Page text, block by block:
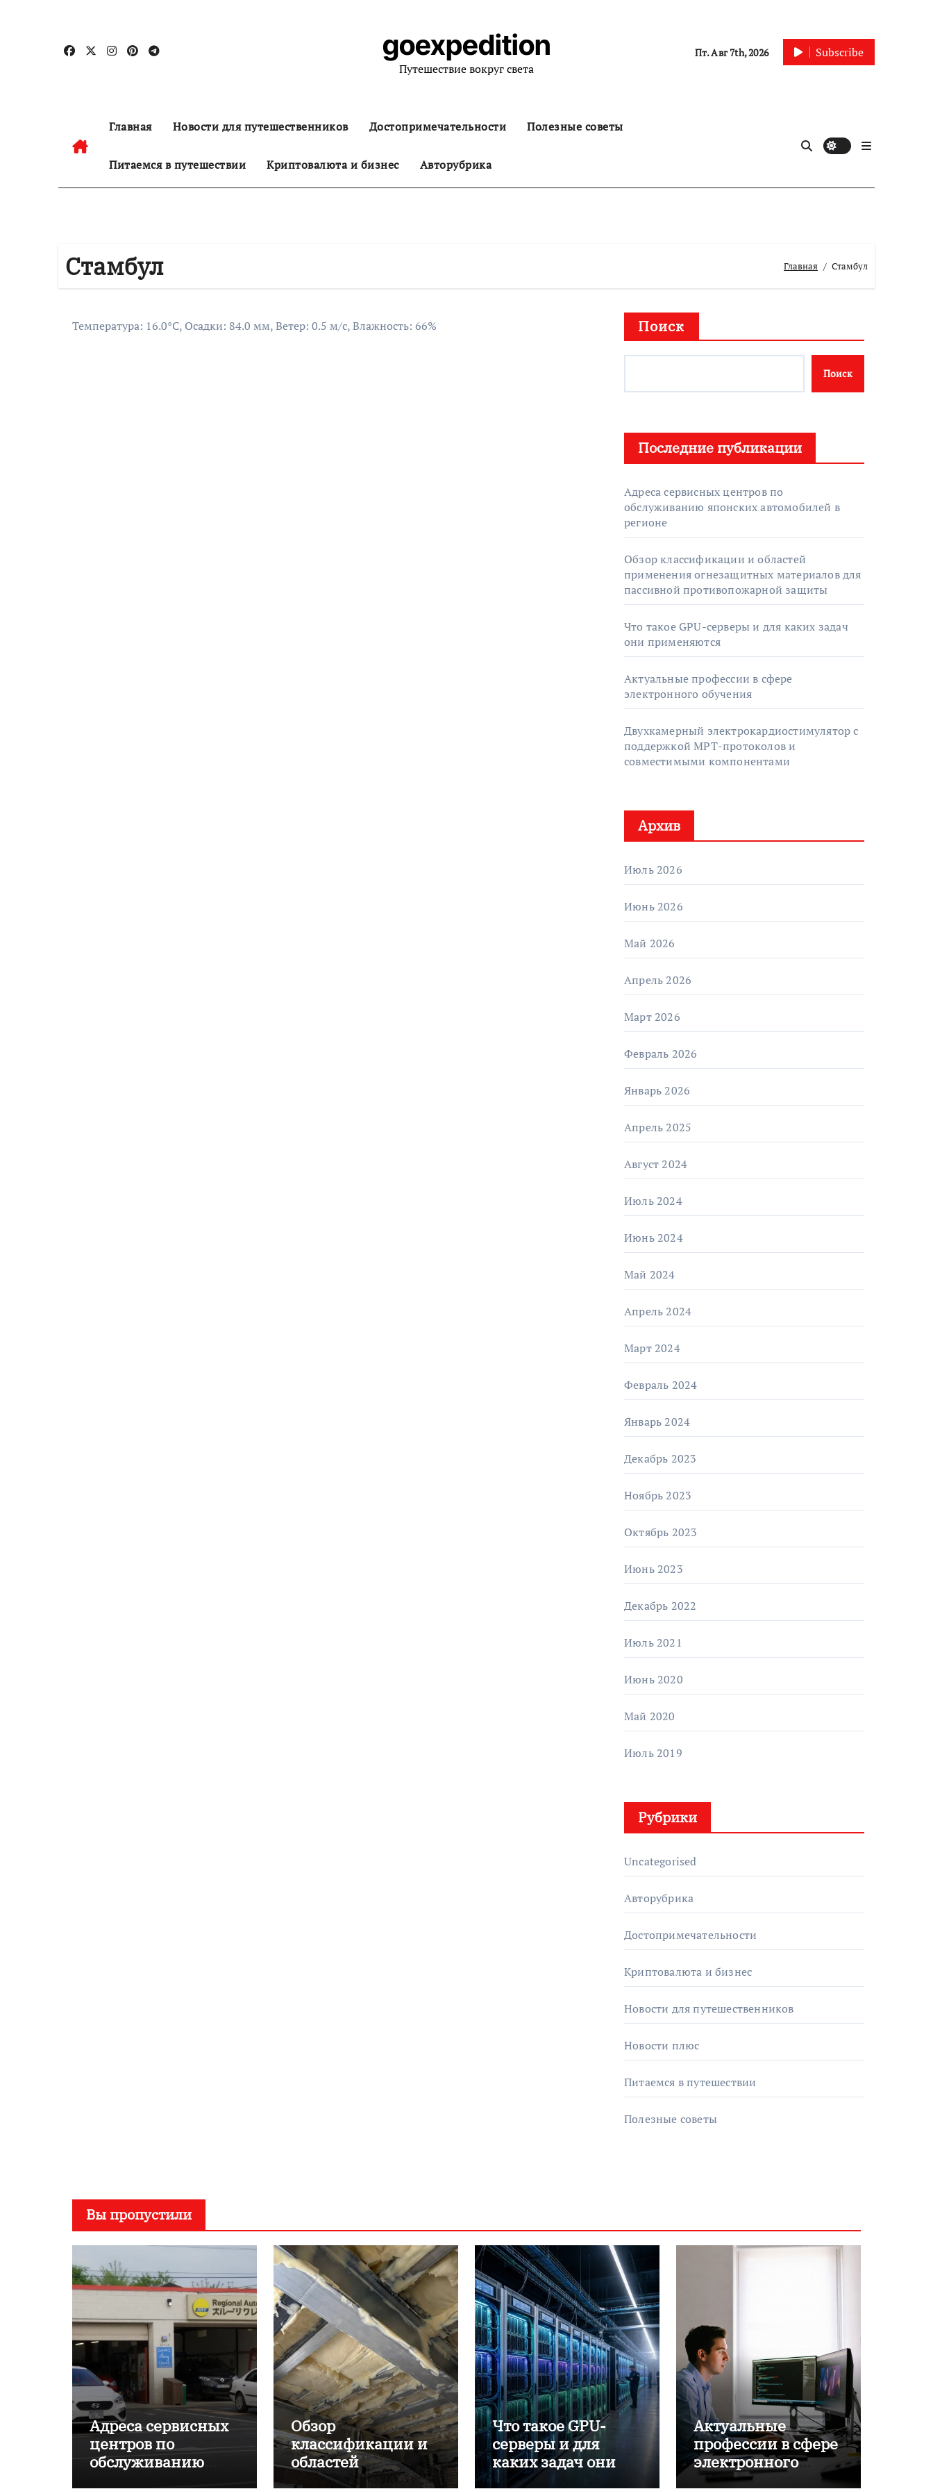
содержанию
goexpedition
Путешествие вокруг света
Пт. Авг 7th, 2026 Subscribe
Главная Новости для путешественников Достопримечательности Полезные советы
Питаемся в путешествии Криптовалюта и бизнес Авторубрика
Стамбул Главная Стамбул
Температура: 16.0°C, Осадки: 84.0 мм, Ветер: 0.5 м/с, Влажность: 66% Поиск
Поиск
Последние публикации
Адреса сервисных центров по
обслуживанию японских автомобилей в
регионе
Обзор классификации и областей
применения огнезащитных материалов для
пассивной противопожарной защиты
Что такое GPU-серверы и для каких задач
они применяются
Актуальные профессии в сфере
электронного обучения
Двухкамерный электрокардиостимулятор с
поддержкой МРТ-протоколов и
совместимыми компонентами
Архив
Июль 2026
Июнь 2026
Май 2026
Апрель 2026
Март 2026
Февраль 2026
Январь 2026
Апрель 2025
Август 2024
Июль 2024
Июнь 2024
Май 2024
Апрель 2024
Март 2024
Февраль 2024
Январь 2024
Декабрь 2023
Ноябрь 2023
Октябрь 2023
Июнь 2023
Декабрь 2022
Июль 2021
Июнь 2020
Май 2020
Июль 2019
Рубрики
Uncategorised
Авторубрика
Достопримечательности
Криптовалюта и бизнес
Новости для путешественников
Новости плюс
Питаемся в путешествии
Полезные советы
Вы пропустили
Адреса сервисных
центров по
обслуживанию
Обзор
классификации и
областей
применения
Что такое GPU-
серверы и для
каких задач они
применяются
Актуальные
профессии в сфере
электронного
обучения